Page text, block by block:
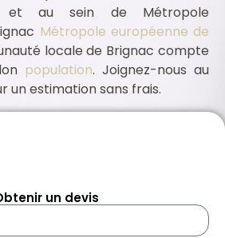
et au sein de Métropole
Métropole européenne de
locale de Brignac compte
population. Joignez-nous au
un estimation sans frais.
un devis